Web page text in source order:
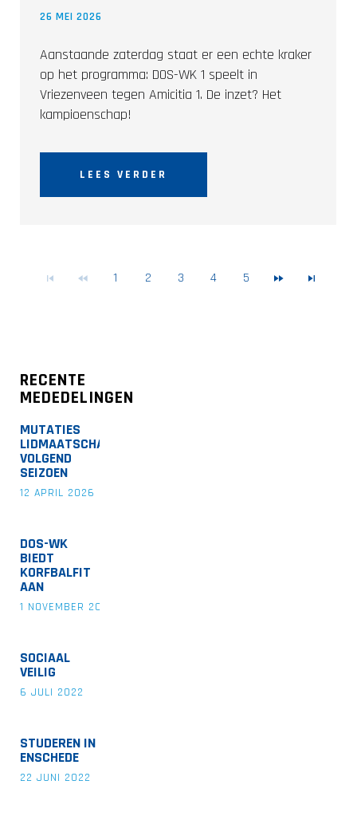
26 MEI 2026
Aanstaande zaterdag staat er een echte kraker
op het programma: DOS-WK 1 speelt in
Vriezenveen tegen Amicitia 1. De inzet? Het
kampioenschap!
LEES VERDER
1 2 3 4 5
RECENTE
MEDEDELINGEN
MUTATIES
LIDMAATSCHAP
VOLGEND
SEIZOEN
12 APRIL 2026
DOS-WK
BIEDT
KORFBALFIT
AAN
1 NOVEMBER 2022
SOCIAAL
VEILIG
6 JULI 2022
STUDEREN IN
ENSCHEDE
22 JUNI 2022